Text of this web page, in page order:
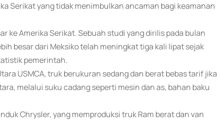
Serikat yang tidak menimbulkan ancaman bagi keamanan
ke Amerika Serikat. Sebuah studi yang dirilis pada bulan
besar dari Meksiko telah meningkat tiga kali lipat sejak
pemerintah.
USMCA, truk berukuran sedang dan berat bebas tarif jika
melalui suku cadang seperti mesin dan as, bahan baku
Chrysler, yang memproduksi truk Ram berat dan van